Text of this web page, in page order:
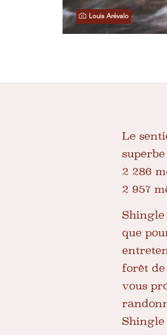
Louis Arévalo
Le
2 286
2 957
Shingle
que
forêt
vous
Shingle